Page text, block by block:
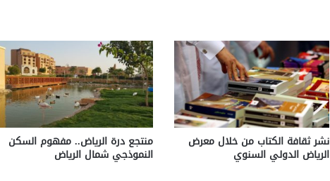
نشر ثقافة الكتاب من خلال معرض
الرياض الدولي السنوي
منتجع درة الرياض.. مفهوم السكن
النموذجي شمال الرياض